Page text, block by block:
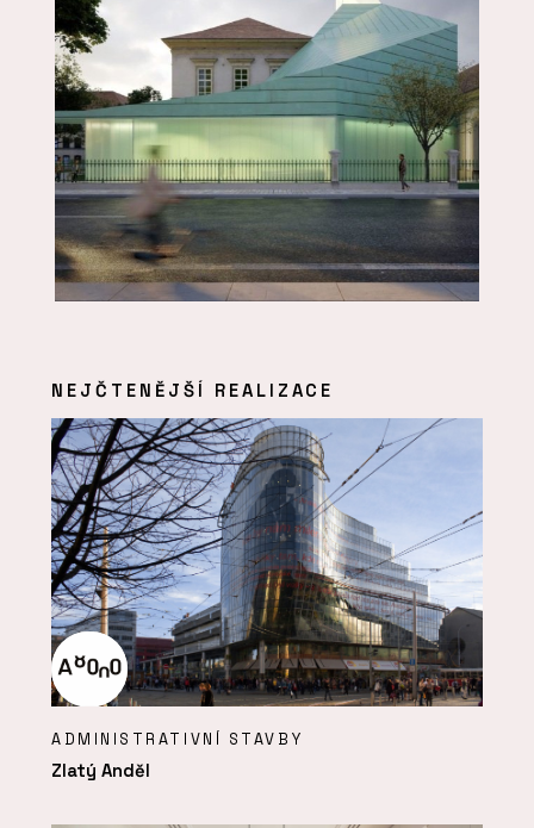
NEJČTENĚJŠÍ REALIZACE
ADMINISTRATIVNÍ STAVBY
Zlatý Anděl